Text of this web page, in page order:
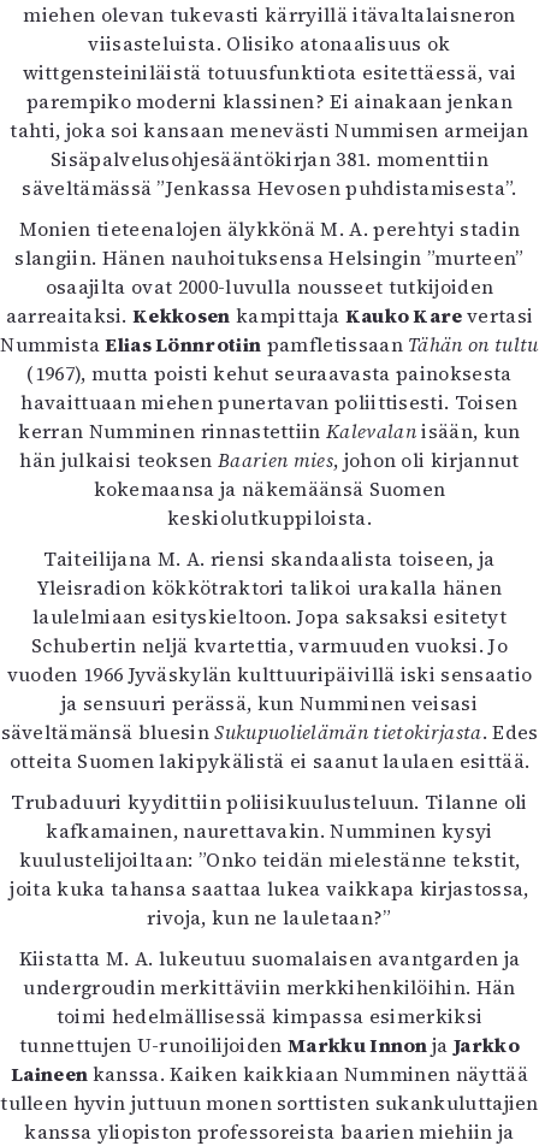
miehen olevan tukevasti kärryillä itävaltalaisneron
viisasteluista. Olisiko atonaalisuus ok
wittgensteiniläistä totuusfunktiota esitettäessä, vai
parempiko moderni klassinen? Ei ainakaan jenkan
tahti, joka soi kansaan menevästi Nummisen armeijan
Sisäpalvelusohjesääntökirjan 381. momenttiin
säveltämässä ”Jenkassa Hevosen puhdistamisesta”.
Monien tieteenalojen älykkönä M. A. perehtyi stadin
slangiin. Hänen nauhoituksensa Helsingin ”murteen”
osaajilta ovat 2000-luvulla nousseet tutkijoiden
aarreaitaksi.Kekkosen kampittaja Kauko Karevertasi
NummistaElias Lönnrotiin pamfletissaan Tähän on tultu
(1967), mutta poisti kehut seuraavasta painoksesta
havaittuaan miehen punertavan poliittisesti. Toisen
kerran Numminen rinnastettiinKalevalanisään, kun
hän julkaisi teoksenBaarien mies, johon oli kirjannut
kokemaansa ja näkemäänsä Suomen
keskiolutkuppiloista.
Taiteilijana M. A. riensi skandaalista toiseen, ja
Yleisradion kökkötraktori talikoi urakalla hänen
laulelmiaan esityskieltoon. Jopa saksaksi esitetyt
Schubertin neljä kvartettia, varmuuden vuoksi. Jo
vuoden 1966 Jyväskylän kulttuuripäivillä iski sensaatio
ja sensuuri perässä, kun Numminen veisasi
säveltämänsä bluesinSukupuolielämän tietokirjasta. Edes
otteita Suomen lakipykälistä ei saanut laulaen esittää.
Trubaduuri kyydittiin poliisikuulusteluun. Tilanne oli
kafkamainen, naurettavakin. Numminen kysyi
kuulustelijoiltaan: ”Onko teidän mielestänne tekstit,
joita kuka tahansa saattaa lukea vaikkapa kirjastossa,
rivoja, kun ne lauletaan?”
Kiistatta M. A. lukeutuu suomalaisen avantgarden ja
undergroudin merkittäviin merkkihenkilöihin. Hän
toimi hedelmällisessä kimpassa esimerkiksi
tunnettujen U-runoilijoiden Markku InnonjaJarkko
Laineenkanssa. Kaiken kaikkiaan Numminen näyttää
tulleen hyvin juttuun monen sorttisten sukankuluttajien
kanssa yliopiston professoreista baarien miehiin ja